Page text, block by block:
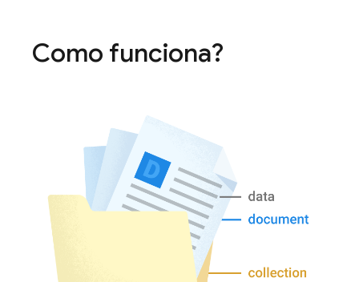
Como funciona?